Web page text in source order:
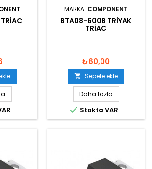
MARKA: COMPONENT
BTA08-600B TRIYAK
TRIAC
₺60,00
 Sepete ekle
Daha fazla
 Stokta VAR